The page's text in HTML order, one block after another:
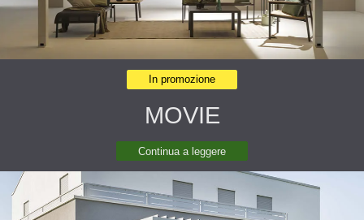
In promozione
MOVIE
Continua a leggere